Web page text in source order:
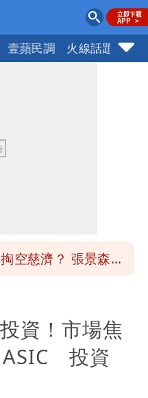
壹蘋民調 火線話題
恥」
長一早到晚上七點都
解衣」檢查
空慈濟？ 張景森提2
恥」
長一早到晚上七點都
資！市場焦
ASIC 投資